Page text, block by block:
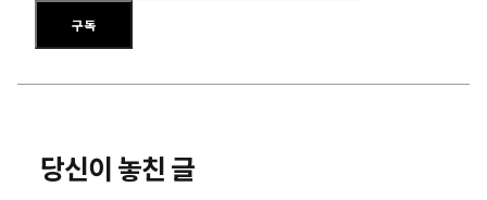
이메일 주소를 입력하세요
구독
당신이 놓친 글